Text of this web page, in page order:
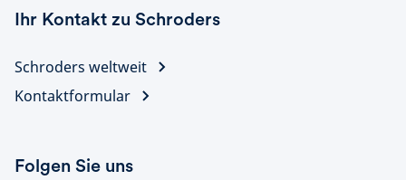
Ihr Kontakt zu Schroders
Schroders weltweit
Kontaktformular
Folgen Sie uns